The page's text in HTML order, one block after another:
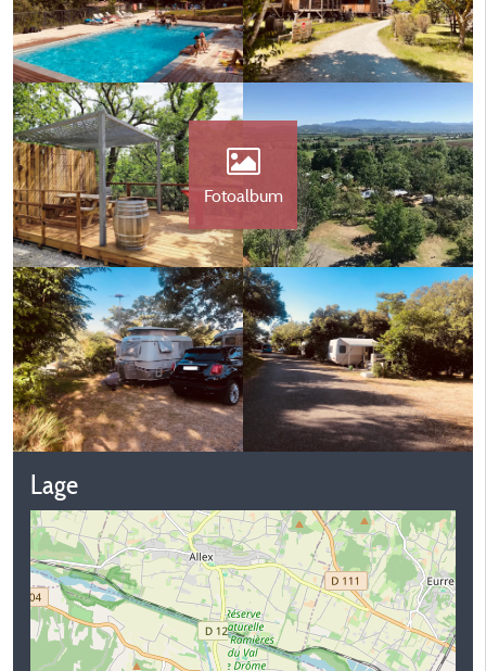
Fotoalbum
Lage